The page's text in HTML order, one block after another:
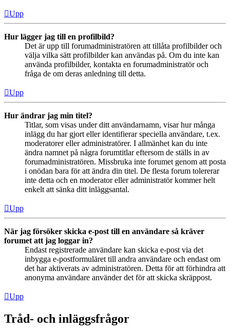
Upp
Hur lägger jag till en profilbild?
Det är upp till forumadministratören att tillåta profilbilder och
välja vilka sätt profilbilder kan användas på. Om du inte kan
använda profilbilder, kontakta en forumadministratör och
fråga de om deras anledning till detta.
Upp
Hur ändrar jag min titel?
Titlar, som visas under ditt användarnamn, visar hur många
inlägg du har gjort eller identifierar speciella användare, t.ex.
moderatorer eller administratörer. I allmänhet kan du inte
ändra namnet på några forumtitlar eftersom de ställs in av
forumadministratören. Missbruka inte forumet genom att posta
i onödan bara för att ändra din titel. De flesta forum tolererar
inte detta och en moderator eller administratör kommer helt
enkelt att sänka ditt inläggsantal.
Upp
När jag försöker skicka e-post till en användare så kräver
forumet att jag loggar in?
Endast registrerade användare kan skicka e-post via det
inbygga e-postformuläret till andra användare och endast om
det har aktiverats av administratören. Detta för att förhindra att
anonyma användare använder det för att skicka skräppost.
Upp
Tråd- och inläggsfrågor